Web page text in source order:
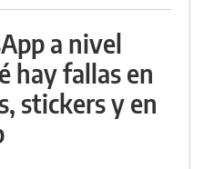
a nivel
hay fallas en
stickers y en